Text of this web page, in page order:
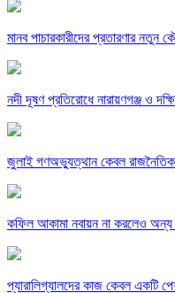
মানব পাচারকারীদের প্রতারণার নতুন
নদী দূষণ প্রতিরোধে নারায়ণগঞ্জ ও
জুলাই গণঅভ্যুত্থান কেবল রাজনৈতিক
কফিল আকামা নবায়ন না করলেও অন্য
প্যারালিগ্যালদের কাজ কেবল একটি